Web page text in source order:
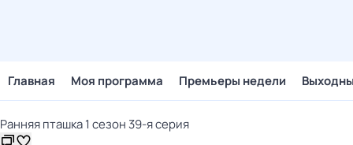
Главная Моя программа Премьеры недели
Ранняя пташка 1 сезон 39-я серия